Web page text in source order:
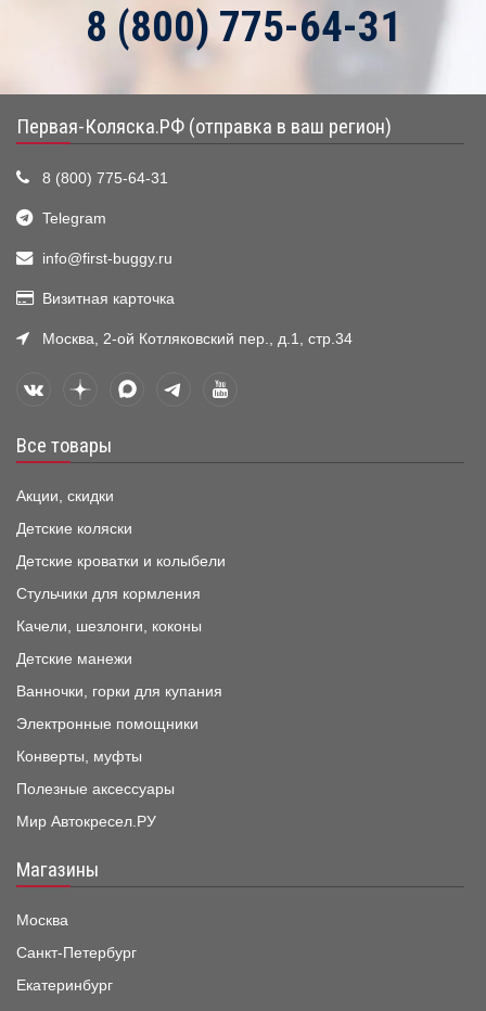
8 (800) 775-64-31
Первая-Коляска.РФ (отправка в ваш регион)
8 (800) 775-64-31
Telegram
info@first-buggy.ru
Визитная карточка
Москва, 2-ой Котляковский пер., д.1, стр.34
Все товары
Акции, скидки
Детские коляски
Детские кроватки и колыбели
Стульчики для кормления
Качели, шезлонги, коконы
Детские манежи
Ванночки, горки для купания
Электронные помощники
Конверты, муфты
Полезные аксессуары
Мир Автокресел.РУ
Магазины
Москва
Санкт-Петербург
Екатеринбург